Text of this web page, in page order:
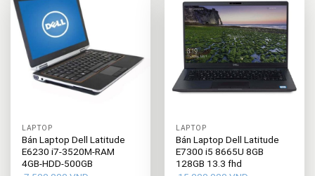
LAPTOP
Bán Laptop Dell Latitude
E6230 i7-3520M-RAM
4GB-HDD-500GB
LAPTOP
Bán Laptop Dell Latitude
E7300 i5 8665U 8GB
128GB 13.3 fhd